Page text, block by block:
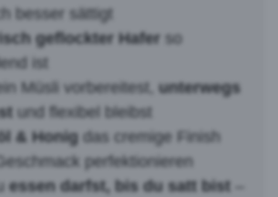
besser sättigt
geflockter Hafer so
ist
Müsli vorbereitest, unterwegs
und flexibel bleibst
& Honigdas cremige Finish
perfektionieren
essen darfst, bis du satt bist